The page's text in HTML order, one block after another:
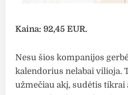
Kaina: 92,45 EUR.
Nesu šios kompanijos
kalendorius nelabai vilioja.
užmečiau akį, sudėtis tikrai